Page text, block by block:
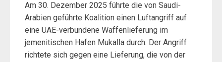
Am 30. Dezember 2025 führte die von Saudi-
Arabien geführte Koalition einen Luftangriff auf
eine UAE-verbundene Waffenlieferung im
jemenitischen Hafen Mukalla durch. Der Angriff
richtete sich gegen eine Lieferung, die von der